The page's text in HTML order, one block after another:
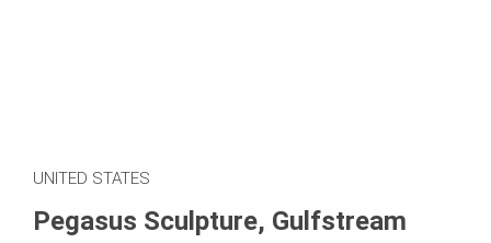
UNITED STATES
Pegasus Sculpture, Gulfstream